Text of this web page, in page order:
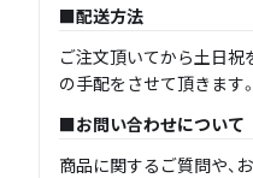
配送方法
ご注文頂いてから土日
の手配をさせて頂きます。
お問い合わせについて
商品に関するご質問や、